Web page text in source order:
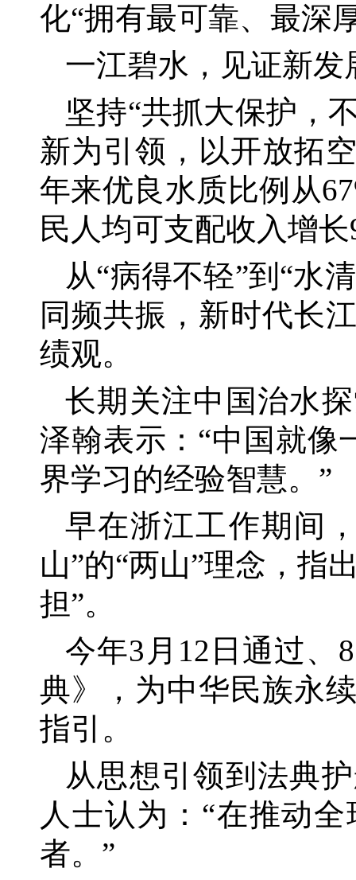
化“拥有最可靠、最深
一江碧水，见证新
坚持“共抓大保护，
新为引领，以开放拓
年来优良水质比例从
民人均可支配收入增长
从“病得不轻”到“水
同频共振，新时代长
绩观。
长期关注中国治水
泽翰表示： “中国就像
界学习的经验智慧。”
早在浙江工作期间
山”的“两山”理念，指
担”。
今年3月12日通过、
典》，为中华民族永
指引。
从思想引领到法典
人士认为： “在推动
者。”